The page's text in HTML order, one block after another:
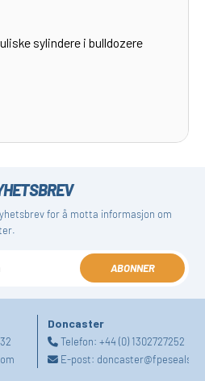
sylindere i bulldozere
for å motta informasjon om
ABONNER
Doncaster
Telefon:+44 (0) 1302727252
E-post: